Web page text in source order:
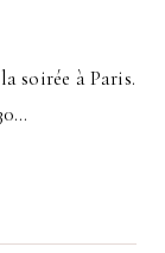
soirée à Paris.